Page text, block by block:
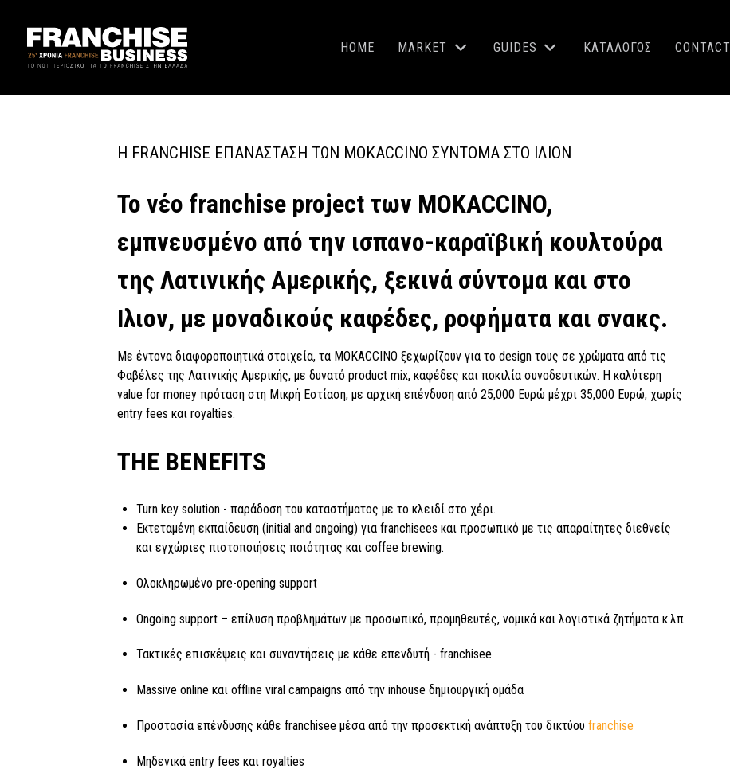
HOME MARKET GUIDES ΚΑΤΑΛΟΓΟΣ CONTACT
Η FRANCHISE ΕΠΑΝΆΣΤΑΣΗ ΤΩΝ MOKACCINO ΣΎΝΤΟΜΑ ΣΤΟ ΙΛΙΟΝ
Το νέο franchise project των MOKACCINO,
εμπνευσμένο από την ισπανο-καραϊβική κουλτούρα
της Λατινικής Αμερικής, ξεκινά σύντομα και στο
Ιλιον, με μοναδικούς καφέδες, ροφήματα και σνακς.
Με έντονα διαφοροποιητικά στοιχεία, τα MOKACCINO ξεχωρίζουν για το design τους σε χρώματα από τις
Φαβέλες της Λατινικής Αμερικής, με δυνατό product mix, καφέδες και ποκιλία συνοδευτικών. Η καλύτερη
value for money πρόταση στη Μικρή Εστίαση, με αρχική επένδυση από 25,000 Ευρώ μέχρι 35,000 Ευρώ, χωρίς
entry fees και royalties.
THE BENEFITS
Turn key solution - παράδοση του καταστήματος με το κλειδί στο χέρι.
Εκτεταμένη εκπαίδευση (initial and ongoing) για franchisees και προσωπικό με τις απαραίτητες διεθνείς
και εγχώριες πιστοποιήσεις ποιότητας και coffee brewing.
Ολοκληρωμένο pre-opening support
Ongoing support – επίλυση προβλημάτων με προσωπικό, προμηθευτές, νομικά και λογιστικά ζητήματα κ.λπ.
Τακτικές επισκέψεις και συναντήσεις με κάθε επενδυτή - franchisee
Massive online και offline viral campaigns από την inhouse δημιουργική ομάδα
Προστασία επένδυσης κάθε franchisee μέσα από την προσεκτική ανάπτυξη του δικτύου franchise
Μηδενικά entry fees και royalties